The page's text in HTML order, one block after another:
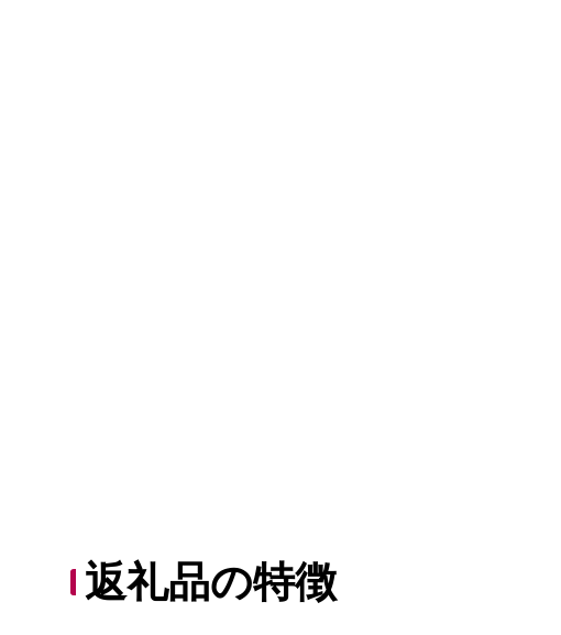
返礼品の特徴